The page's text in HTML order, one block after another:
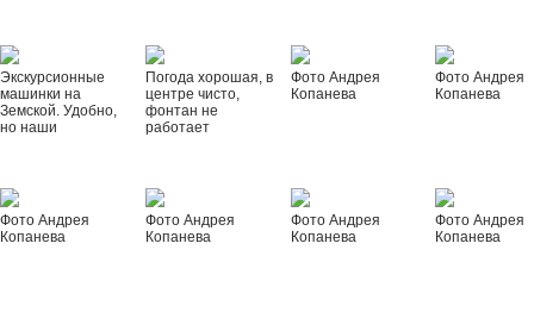
Экскурсионные
машинки на
Земской. Удобно,
но наши
Погода хорошая, в
центре чисто,
фонтан не
работает
Фото Андрея
Копанева
Фото Андрея
Копанева
Фото Андрея
Копанева
Фото Андрея
Копанева
Фото Андрея
Копанева
Фото Андрея
Копанева